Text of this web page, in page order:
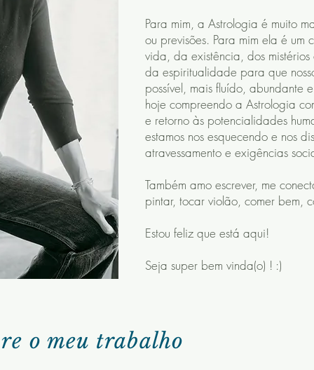
Para mim, a Astrologia é muito
ou previsões. Para mim ela é um
vida, da existência, dos
da espiritualidade para que
possível, mais fluído, abundante
hoje compreendo a Astrologia
e retorno às potencialidades
estamos nos esquecendo e nos
atravessamento e exigências
Também amo escrever, me
pintar, tocar violão, comer bem,
Estou feliz que está aqui!
Seja super bem vinda(o) ! :)
o meu trabalho